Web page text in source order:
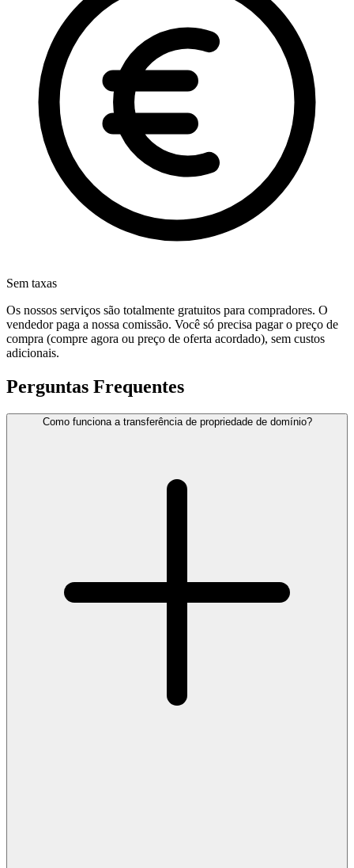
Sem taxas
Os nossos serviços são totalmente gratuitos para compradores. O
vendedor paga a nossa comissão. Você só precisa pagar o preço de
compra (compre agora ou preço de oferta acordado), sem custos
adicionais.
Perguntas Frequentes
Como funciona a transferência de propriedade de domínio?